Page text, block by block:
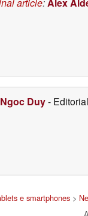
Duy-
e smartphones >